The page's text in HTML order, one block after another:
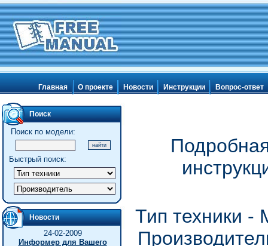
Главная О проекте Новости Инструкции Вопрос-ответ
Поиск
Поиск по модели:
Быстрый поиск:
Новости
24-02-2009
Информер для Вашего
Тип техники -